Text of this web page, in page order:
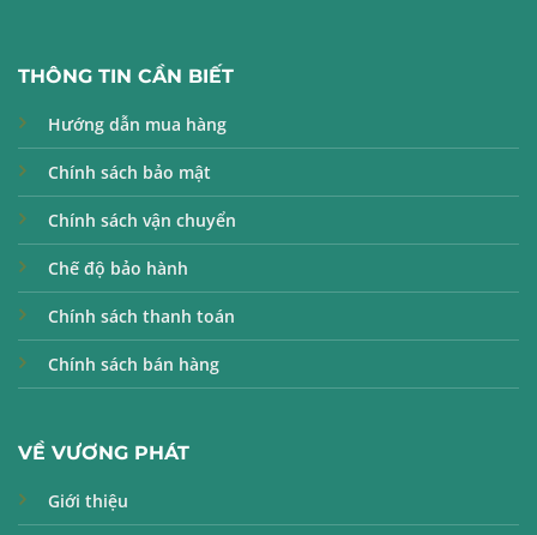
THÔNG TIN CẦN BIẾT
Hướng dẫn mua hàng
Chính sách bảo mật
Chính sách vận chuyển
Chế độ bảo hành
Chính sách thanh toán
Chính sách bán hàng
VỀ VƯƠNG PHÁT
Giới thiệu